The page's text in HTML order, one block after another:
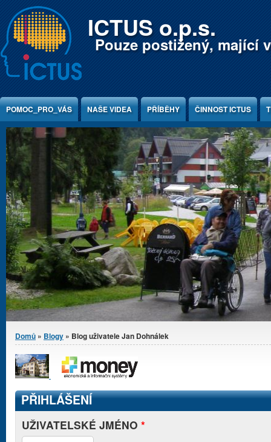
Jump to Content ICTUS o.p.s.
Pouze postižený, mající
POMOC_PRO_VÁS NAŠE VIDEA PŘÍBĚHY ČINNOST ICTUS
Jste zde
Domů » Blogy » Blog uživatele Jan Dohnálek
PŘIHLÁŠENÍ
UŽIVATELSKÉ JMÉNO *